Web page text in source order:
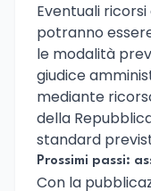
Eventuali
potranno
le modalità
giudice
mediante
della
standard
Prossimi passi:
Con la